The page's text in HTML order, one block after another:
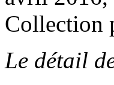
Collection
Le détail